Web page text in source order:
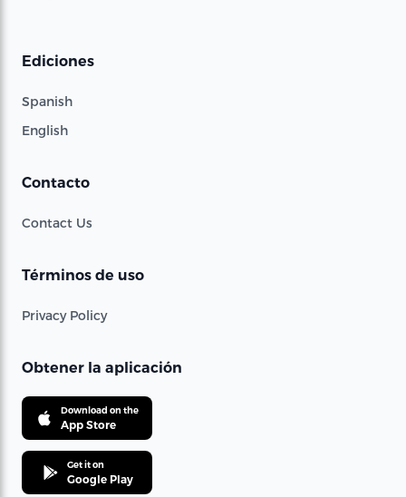
Ediciones
Spanish
English
Contacto
Contact Us
Términos de uso
Privacy Policy
Obtener la aplicación
Download on the
App Store
Get it on
Google Play